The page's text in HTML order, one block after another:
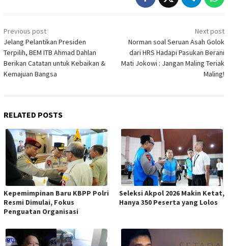
Post
navigation
Previous post
Jelang Pelantikan Presiden
Terpilih, BEM ITB Ahmad Dahlan
Berikan Catatan untuk Kebaikan &
Kemajuan Bangsa
Next post
Norman soal Seruan Asah Golok
dari HRS Hadapi Pasukan Berani
Mati Jokowi : Jangan Maling Teriak
Maling!
RELATED POSTS
Kepemimpinan Baru KBPP Polri
Resmi Dimulai, Fokus
Penguatan Organisasi
Seleksi Akpol 2026 Makin Ketat,
Hanya 350 Peserta yang Lolos